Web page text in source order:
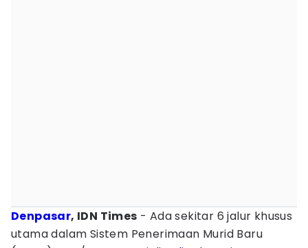
Denpasar, IDN Times - Ada sekitar 6 jalur khusus
utama dalam Sistem Penerimaan Murid Baru